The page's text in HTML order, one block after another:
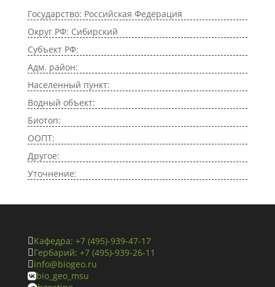
Государство: Российская Федерация
Округ РФ: Сибирский
Субъект РФ:
Адм. район:
Населенный пункт:
Водный объект:
Биотоп:
ООПТ:
Другое:
Уточнение:
Кафедра: +7 (495)-939-47-17
Гербарий: +7 (495)-939-26-11
info@biogeo.ru
bio_geo_msu